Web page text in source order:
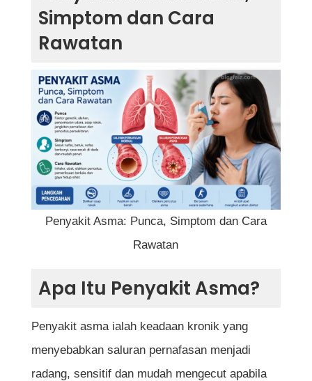
Apa Itu Penyakit Asma?
Bagaimana Penyakit Asma Berlaku?
Punca Penyakit Asma
1. Faktor Keturunan
2. Alahan
3. Pencemaran Udara
4. Asap Rokok
5. Jangkitan Saluran Pernafasan
6. Faktor Persekitaran
7. Aktiviti Fizikal
Simptom Penyakit Asma
2. Nafas Berbunyi (Wheezing)
3. Batuk Berpanjangan
4. Rasa Sesak di Dada
Simptom dan Cara
Rawatan
Penyakit Asma: Punca, Simptom dan Cara
Rawatan
Apa Itu Penyakit Asma?
Penyakit asma ialah keadaan kronik yang
menyebabkan saluran pernafasan menjadi
radang, sensitif dan mudah mengecut apabila